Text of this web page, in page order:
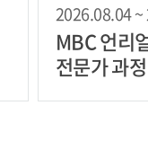
2026.08.04 ~
MBC 언리
전문가 과